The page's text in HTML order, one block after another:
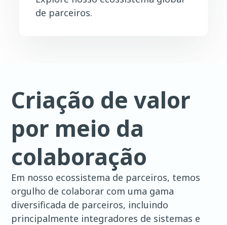
de parceiros.
Criação de valor
por meio da
colaboração
Em nosso ecossistema de parceiros, temos
orgulho de colaborar com uma gama
diversificada de parceiros, incluindo
principalmente integradores de sistemas e